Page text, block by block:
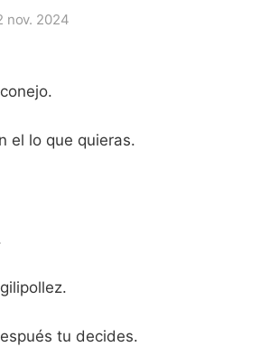
nov. 2024
el lo que quieras.
tu decides.